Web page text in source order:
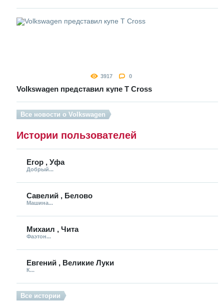
3917 0
Volkswagen представил купе T Cross
Все новости о Volkswagen
Истории пользователей
Егор , Уфа
Добрый...
Савелий , Белово
Машина...
Михаил , Чита
Фаэтон...
Евгений , Великие Луки
К...
Все истории